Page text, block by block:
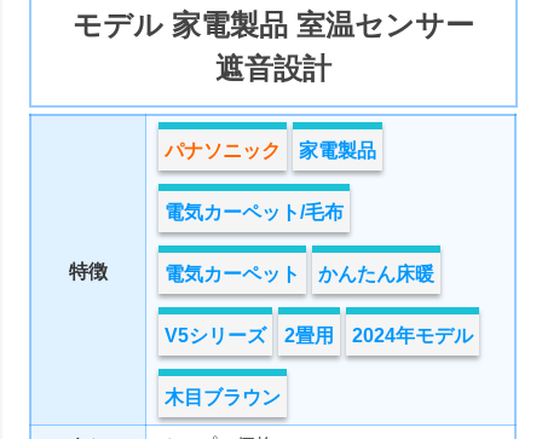
モデル 家電製品 室温センサー
遮音設計
特徴
パナソニック 家電製品
電気カーペット/毛布
電気カーペット かんたん床暖
V5シリーズ 2畳用 2024年モデル
木目ブラウン